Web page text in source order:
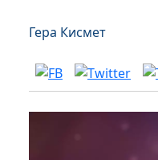
Гера Кисмет